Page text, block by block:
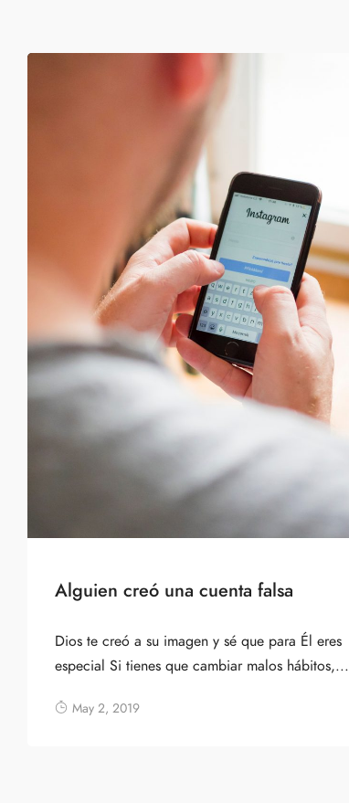
Alguien creó una cuenta falsa
Dios te creó a su imagen y sé que para Él eres
especial Si tienes que cambiar malos hábitos,...
May 2, 2019